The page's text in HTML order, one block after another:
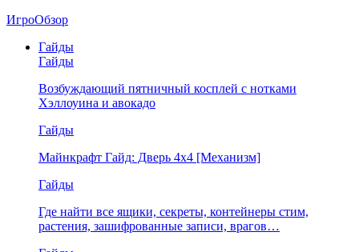
ИгроОбзор
Гайды
Гайды
Возбуждающий пятничный косплей с нотками
Хэллоуина и авокадо
Гайды
Майнкрафт Гайд: Дверь 4х4 [Механизм]
Гайды
Где найти все ящики, секреты, контейнеры стим,
растения, зашифрованные записи, врагов…